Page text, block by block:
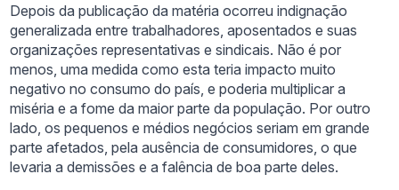
Depois da publicação da matéria ocorreu indignação
generalizada entre trabalhadores, aposentados e suas
organizações representativas e sindicais. Não é por
menos, uma medida como esta teria impacto muito
negativo no consumo do país, e poderia multiplicar a
miséria e a fome da maior parte da população. Por outro
lado, os pequenos e médios negócios seriam em grande
parte afetados, pela ausência de consumidores, o que
levaria a demissões e a falência de boa parte deles.